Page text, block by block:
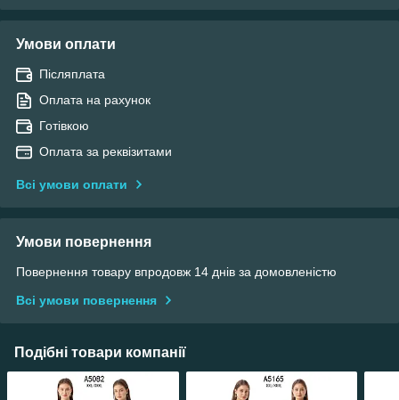
Умови оплати
Післяплата
Оплата на рахунок
Готівкою
Оплата за реквізитами
Всі умови оплати
Умови повернення
Повернення товару впродовж 14 днів за домовленістю
Всі умови повернення
Подібні товари компанії